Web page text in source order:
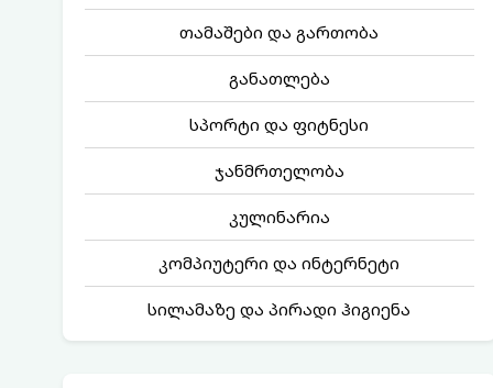
თამაშები და გართობა
განათლება
სპორტი და ფიტნესი
ჯანმრთელობა
კულინარია
კომპიუტერი და ინტერნეტი
სილამაზე და პირადი ჰიგიენა